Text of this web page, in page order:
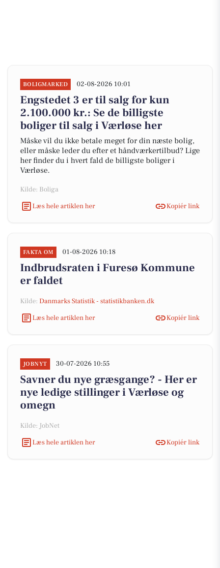
BOLIGMARKED 02-08-2026 10:01
Engstedet 3 er til salg for kun
2.100.000 kr.: Se de billigste
boliger til salg i Værløse her
Måske vil du ikke betale meget for din næste bolig,
eller måske leder du efter et håndværkertilbud? Lige
her finder du i hvert fald de billigste boliger i
Værløse.
Kilde: Boliga
Læs hele artiklen her
Kopiér link
FAKTA OM 01-08-2026 10:18
Indbrudsraten i Furesø Kommune
er faldet
Kilde: Danmarks Statistik - statistikbanken.dk
Læs hele artiklen her
Kopiér link
JOBNYT 30-07-2026 10:55
Savner du nye græsgange? - Her er
nye ledige stillinger i Værløse og
omegn
Kilde: JobNet
Læs hele artiklen her
Kopiér link